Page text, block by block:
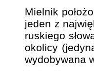
Mielnik
jeden z
ruskiego
okolicy
wydobywana